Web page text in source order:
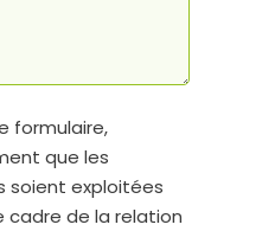
formulaire,
que les
soient exploitées
cadre de la relation